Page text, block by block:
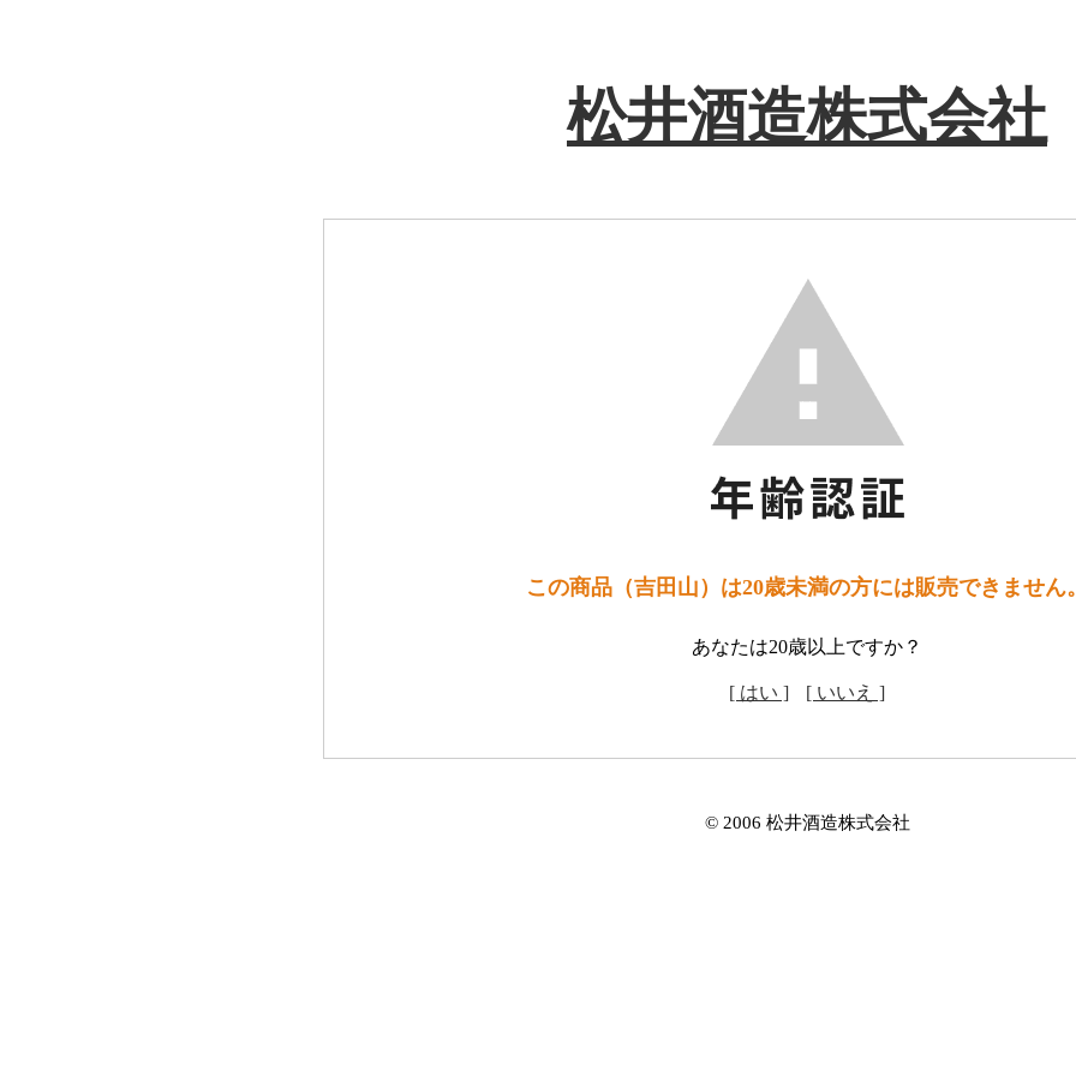
松井酒造株式会社
この商品（吉田山）は20歳未満の方には販売できません
あなたは20歳以上ですか？
[ はい ] [ いいえ ]
© 2006 松井酒造株式会社